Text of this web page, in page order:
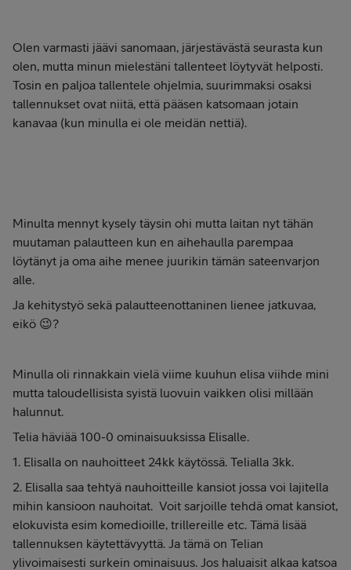
Olen varmasti jäävi sanomaan, järjestävästä seurasta kun
olen, mutta minun mielestäni tallenteet löytyvät helposti.
Tosin en paljoa tallentele ohjelmia, suurimmaksi osaksi
tallennukset ovat niitä, että pääsen katsomaan jotain
kanavaa (kun minulla ei ole meidän nettiä).
Minulta mennyt kysely täysin ohi mutta laitan nyt tähän
muutaman palautteen kun en aihehaulla parempaa
löytänyt ja oma aihe menee juurikin tämän sateenvarjon
alle.
Ja kehitystyö sekä palautteenottaninen lienee jatkuvaa,
eikö 😉?
Minulla oli rinnakkain vielä viime kuuhun elisa viihde mini
mutta taloudellisista syistä luovuin vaikken olisi millään
halunnut.
Telia häviää 100-0 ominaisuuksissa Elisalle.
1. Elisalla on nauhoitteet 24kk käytössä. Telialla 3kk.
2. Elisalla saa tehtyä nauhoitteille kansiot jossa voi lajitella
mihin kansioon nauhoitat. Voit sarjoille tehdä omat kansiot,
elokuvista esim komedioille, trillereille etc. Tämä lisää
tallennuksen käytettävyyttä. Ja tämä on Telian
ylivoimaisesti surkein ominaisuus. Jos haluaisit alkaa katsoa